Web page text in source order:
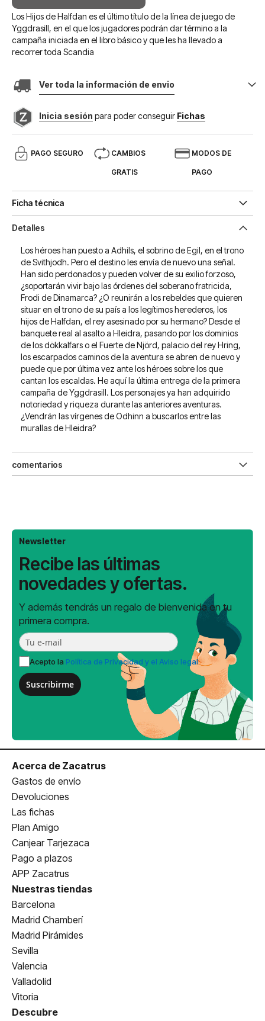
Los Hijos de Halfdan es el último título de la línea de juego de
Yggdrasill, en el que los jugadores podrán dar término a la
campaña iniciada en el libro básico y que les ha llevado a
recorrer toda Scandia
Ver toda la información de envio
Inicia sesión para poder conseguir Fichas
PAGO SEGURO CAMBIOS
GRATIS
MODOS DE
PAGO
Ficha técnica
Detalles
Los héroes han puesto a Adhils, el sobrino de Egil, en el trono
de Svithjodh. Pero el destino les envía de nuevo una señal.
Han sido perdonados y pueden volver de su exilio forzoso,
¿soportarán vivir bajo las órdenes del soberano fratricida,
Frodi de Dinamarca? ¿O reunirán a los rebeldes que quieren
situar en el trono de su país a los legítimos herederos, los
hijos de Halfdan, el rey asesinado por su hermano? Desde el
banquete real al asalto a Hleidra, pasando por los dominios
de los dökkalfars o el Fuerte de Njörd, palacio del rey Hring,
los escarpados caminos de la aventura se abren de nuevo y
puede que por última vez ante los héroes sobre los que
cantan los escaldas. He aquí la última entrega de la primera
campaña de Yggdrasill. Los personajes ya han adquirido
notoriedad y riqueza durante las anteriores aventuras.
¿Vendrán las vírgenes de Odhinn a buscarlos entre las
murallas de Hleidra?
comentarios
Newsletter
Recibe las últimas
novedades y ofertas.
Y además tendrás un regalo de bienvenida en tu
primera compra.
Acepto la Política de Privacidad y el Aviso legal
Suscribirme
Acerca de Zacatrus
Gastos de envío
Devoluciones
Las fichas
Plan Amigo
Canjear Tarjezaca
Pago a plazos
APP Zacatrus
Nuestras tiendas
Barcelona
Madrid Chamberí
Madrid Pirámides
Sevilla
Valencia
Valladolid
Vitoria
Descubre